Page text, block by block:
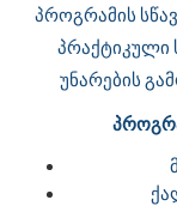
პროგრამის
პრაქტიკული
უნარების